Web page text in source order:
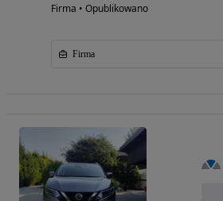
Firma • Opublikowano
Firma